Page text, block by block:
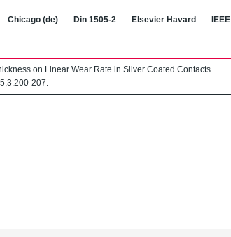
Chicago (de) Din 1505-2 Elsevier Havard IEEE
on Linear Wear Rate in Silver Coated Contacts.
207.